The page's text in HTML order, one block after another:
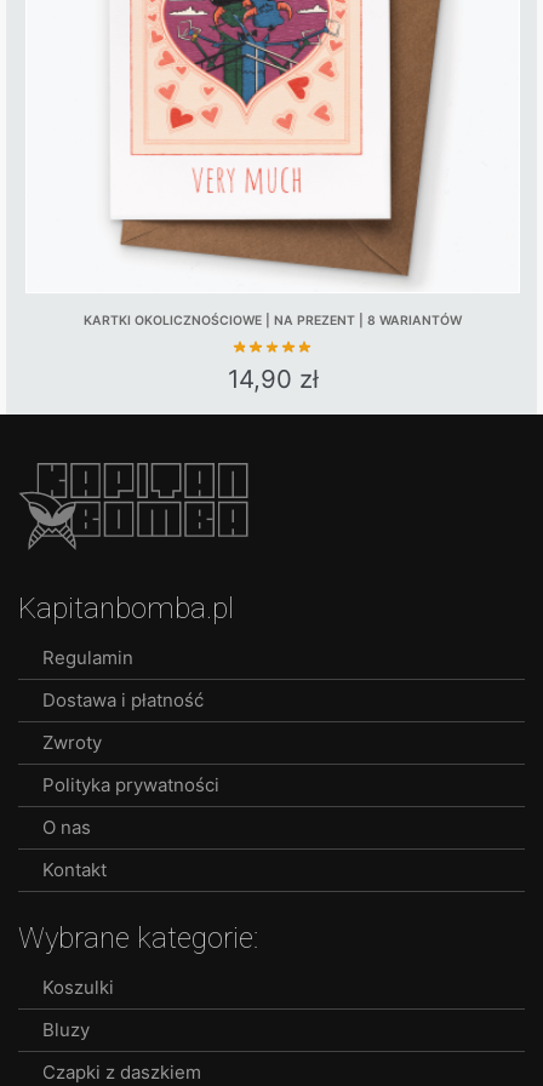
be
chosen
on
the
product
page
KARTKI OKOLICZNOŚCIOWE | NA PREZENT | 8 WARIANTÓW
14,90 zł
This
chosen
product
Kapitanbomba.pl
Regulamin
Dostawa i płatność
Zwroty
Polityka prywatności
O nas
Kontakt
Wybrane kategorie:
Koszulki
Bluzy
Czapki z daszkiem